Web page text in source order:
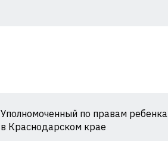
Уполномоченный по правам ребенка
в Краснодарском крае